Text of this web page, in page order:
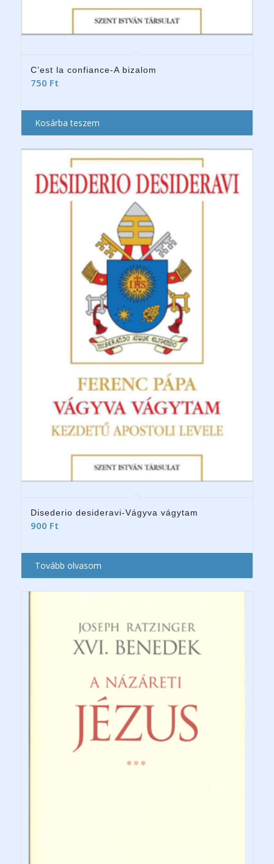
C’est la confiance-A bizalom
750 Ft
Kosárba teszem
Disederio desideravi-Vágyva vágytam
900 Ft
Tovább olvasom